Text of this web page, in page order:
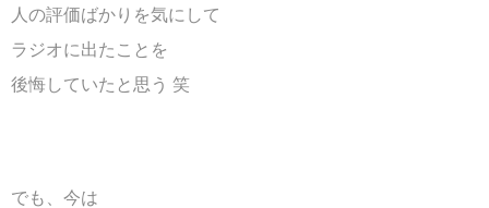
人の評価ばかりを気にして
ラジオに出たことを
後悔していたと思う 笑
でも、今は